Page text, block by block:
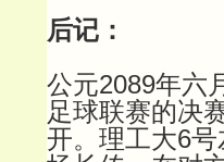
后记：
公元2089年六
足球联赛的决
开。理工大6